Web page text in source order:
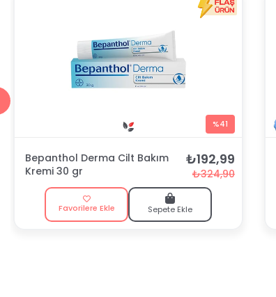
%41
Bepanthol Derma Cilt Bakım
Kremi 30 gr
₺192,99
₺324,90
Favorilere Ekle Sepete Ekle